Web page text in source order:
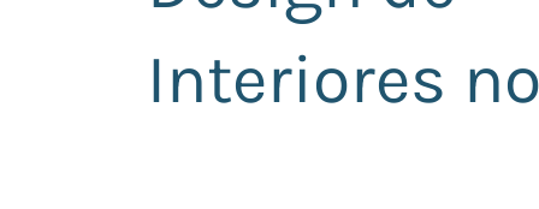
Interiores